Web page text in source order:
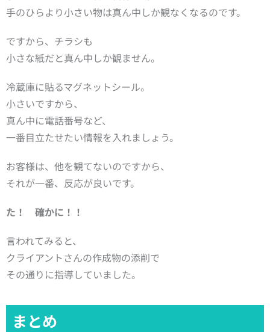
手のひらより小さい物は真ん中しか観なくなるのです。
ですから、チラシも
小さな紙だと真ん中しか観ません。
冷蔵庫に貼るマグネットシール。
小さいですから、
真ん中に電話番号など、
一番目立たせたい情報を入れましょう。
お客様は、他を観てないのですから、
それが一番、反応が良いです。
た！ 確かに！！
言われてみると、
クライアントさんの作成物の添削で
その通りに指導していました。
まとめ